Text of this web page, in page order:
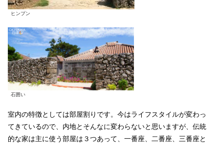
ヒンプン
石囲い
室内の特徴としては部屋割りです。今はライフスタイルが変わっ
てきているので、内地とそんなに変わらないと思いますが、伝統
的な家は主に使う部屋は３つあって、一番座、二番座、三番座と